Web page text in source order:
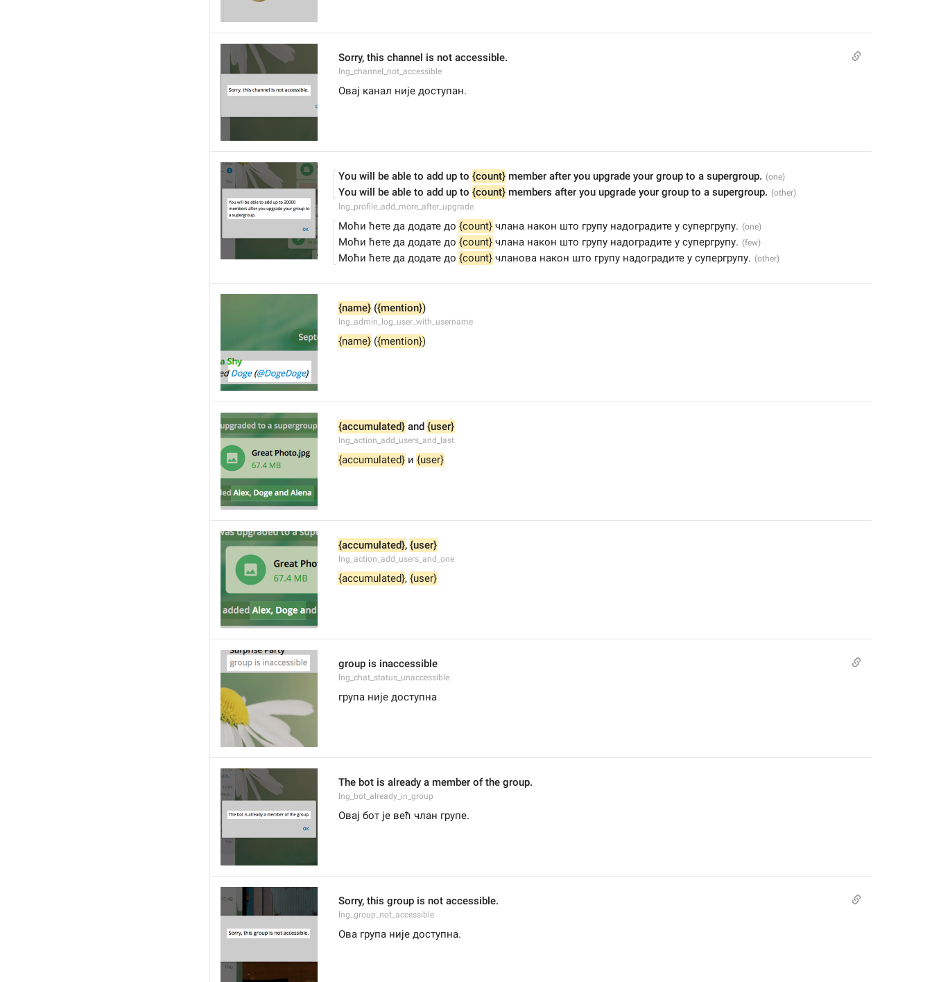
Sorry, this channel is not accessible.
lng_channel_not_accessible
Овај канал није доступан.
You will be able to add up to {count} member after you upgrade your group to a supergroup.
You will be able to add up to {count} members after you upgrade your group to a supergroup.
lng_profile_add_more_after_upgrade
Моћи ћете да додате до {count} члана након што групу надоградите у супергрупу.
Моћи ћете да додате до {count} члана након што групу надоградите у супергрупу.
Моћи ћете да додате до {count} чланова након што групу надоградите у супергрупу.
{name} ({mention})
lng_admin_log_user_with_username
{name} ({mention})
{accumulated} and {user}
lng_action_add_users_and_last
{accumulated} и {user}
{accumulated}, {user}
lng_action_add_users_and_one
{accumulated}, {user}
group is inaccessible
lng_chat_status_unaccessible
група није доступна
The bot is already a member of the group.
lng_bot_already_in_group
Овај бот је већ члан групе.
Sorry, this group is not accessible.
lng_group_not_accessible
Ова група није доступна.